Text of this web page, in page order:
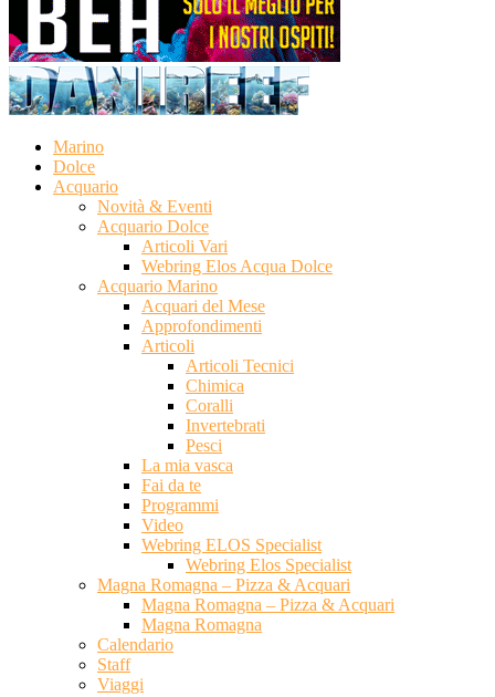
Marino
Dolce
Acquario
Novità & Eventi
Acquario Dolce
Articoli Vari
Webring Elos Acqua Dolce
Acquario Marino
Acquari del Mese
Approfondimenti
Articoli
Articoli Tecnici
Chimica
Coralli
Invertebrati
Pesci
La mia vasca
Fai da te
Programmi
Video
Webring ELOS Specialist
Webring Elos Specialist
Magna Romagna – Pizza & Acquari
Magna Romagna – Pizza & Acquari
Magna Romagna
Calendario
Staff
Viaggi